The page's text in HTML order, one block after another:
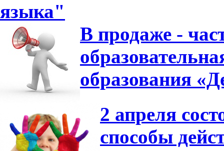
языка"
В продаже -
образования
2 апреля
способы